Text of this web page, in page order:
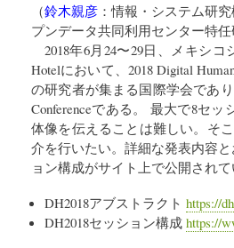
（鈴木親彦 ：情報・システム研
プンデータ共同利用センター特任
2018年6月24〜29日、メキシ
Hotelにおいて、2018 Digital
の研究者が集まる国際学会であ
Conferenceである。 最大で8セ
体像を伝えることは難しい。そ
介を行いたい。詳細な発表内容
ョン構成がサイト上で公開され
DH2018アブストラクト https://
DH2018セッション構成 https://